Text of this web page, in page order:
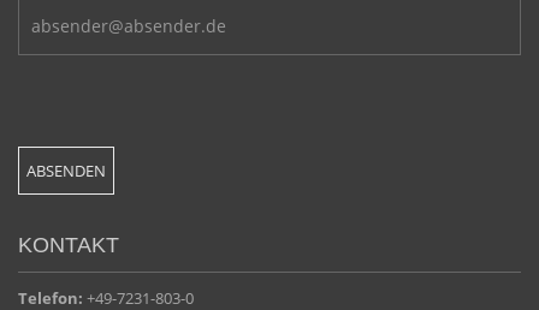
KONTAKT
Telefon: +49-7231-803-0